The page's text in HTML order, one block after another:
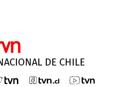
DE CHILE